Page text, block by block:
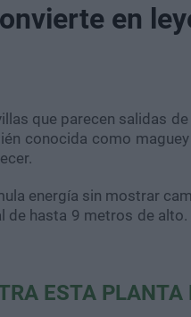
en
que parecen salidas
conocida como
energía sin mostrar
de hasta 9 metros de
ESTA